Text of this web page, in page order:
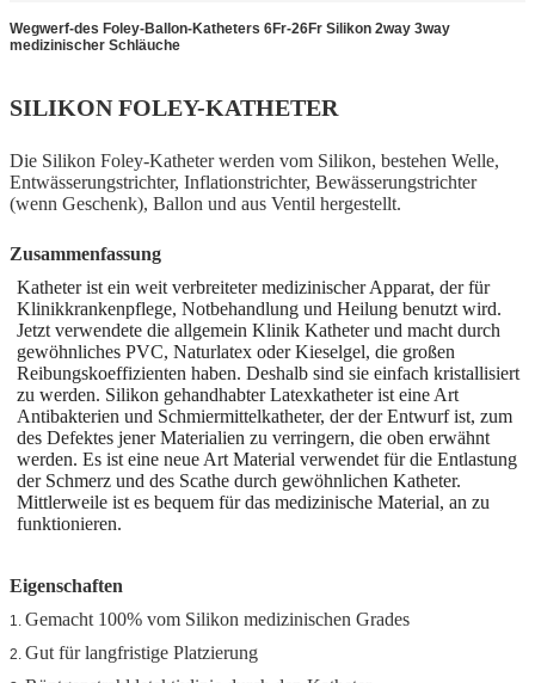
Wegwerf-des Foley-Ballon-Katheters 6Fr-26Fr Silikon 2way 3way
medizinischer Schläuche
SILIKON FOLEY-KATHETER
Die Silikon Foley-Katheter werden vom Silikon, bestehen Welle,
Entwässerungstrichter, Inflationstrichter, Bewässerungstrichter
(wenn Geschenk), Ballon und aus Ventil hergestellt.
Zusammenfassung
Katheter ist ein weit verbreiteter medizinischer Apparat, der für
Klinikkrankenpflege, Notbehandlung und Heilung benutzt wird.
Jetzt verwendete die allgemein Klinik Katheter und macht durch
gewöhnliches PVC, Naturlatex oder Kieselgel, die großen
Reibungskoeffizienten haben. Deshalb sind sie einfach kristallisiert
zu werden. Silikon gehandhabter Latexkatheter ist eine Art
Antibakterien und Schmiermittelkatheter, der der Entwurf ist, zum
des Defektes jener Materialien zu verringern, die oben erwähnt
werden. Es ist eine neue Art Material verwendet für die Entlastung
der Schmerz und des Scathe durch gewöhnlichen Katheter.
Mittlerweile ist es bequem für das medizinische Material, an zu
funktionieren.
Eigenschaften
1. Gemacht 100% vom Silikon medizinischen Grades
2. Gut für langfristige Platzierung